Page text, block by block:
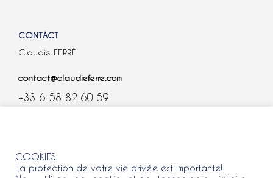
CONTACT
Claudie FERRÉ
contact@claudieferre.com
+33 6 58 82 60 59
COOKIES
La protection de votre vie privée est importante!